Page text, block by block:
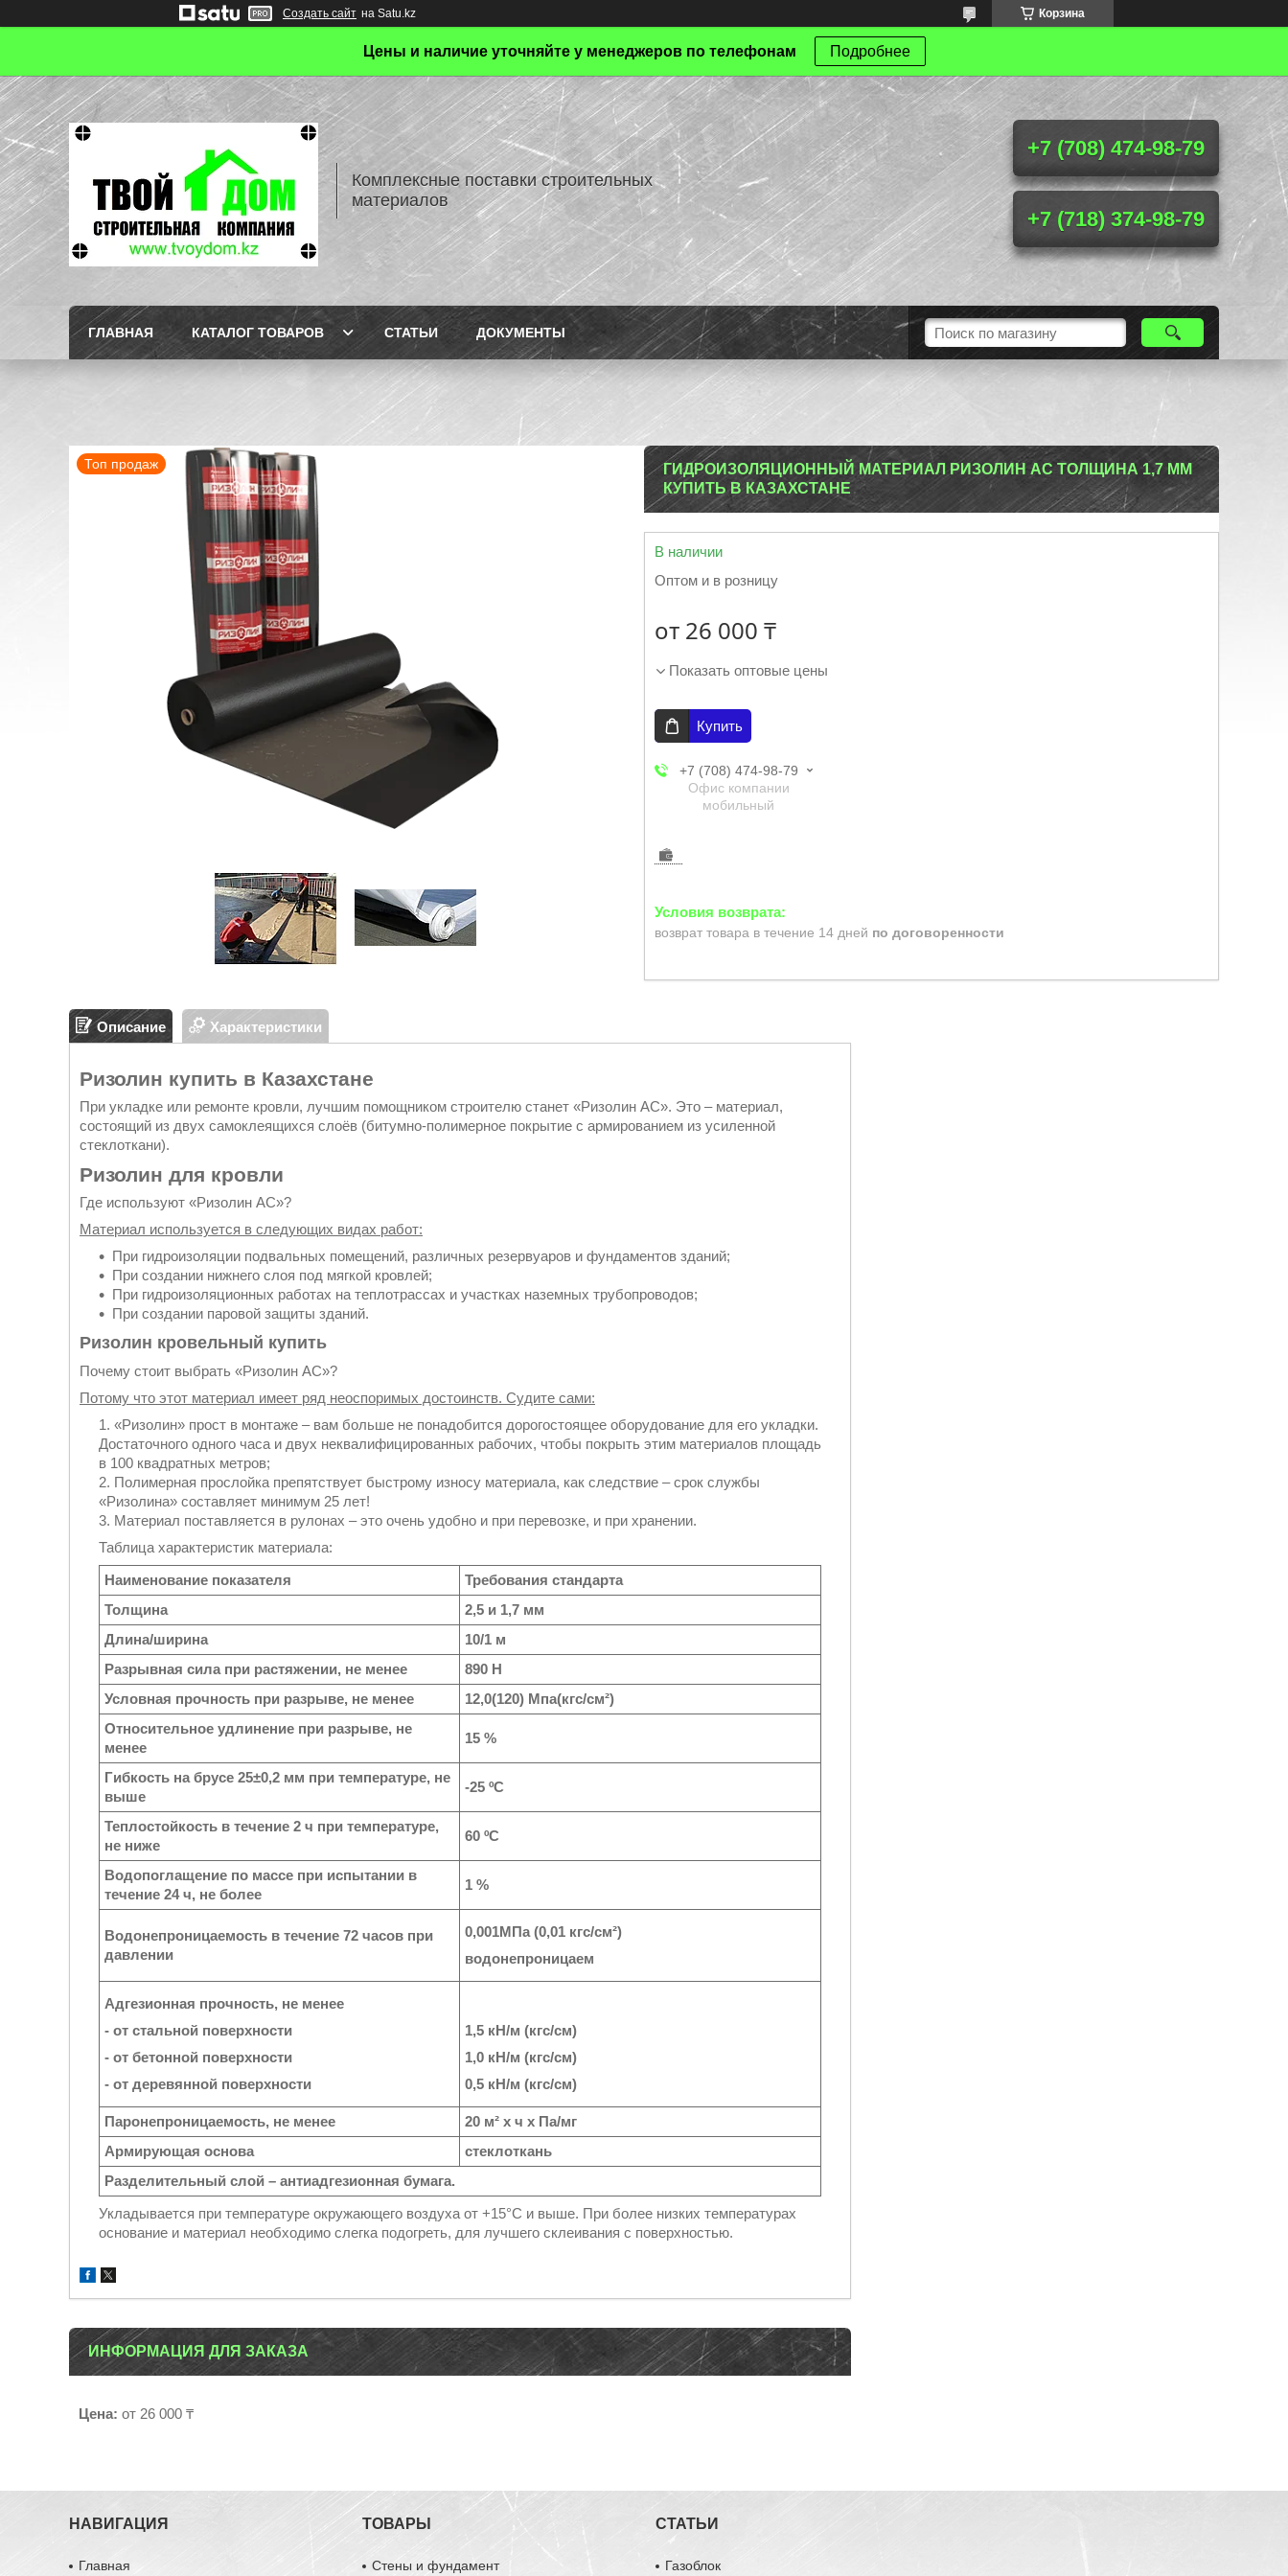
Создать сайт на Satu.kz Корзина
Цены и наличие уточняйте у менеджеров по телефонам Подробнее
Комплексные поставки строительных
материалов
+7 (708) 474-98-79
+7 (718) 374-98-79
ГЛАВНАЯ КАТАЛОГ ТОВАРОВ СТАТЬИ ДОКУМЕНТЫ
Топ продаж
ГИДРОИЗОЛЯЦИОННЫЙ МАТЕРИАЛ РИЗОЛИН АС ТОЛЩИНА 1,7 ММ
КУПИТЬ В КАЗАХСТАНЕ
В наличии
Оптом и в розницу
от 26 000 ₸
Показать оптовые цены
Купить
+7 (708) 474-98-79
Офис компании
мобильный
возврат товара в течение 14 дней по договоренности
Описание Характеристики
Ризолин купить в Казахстане
При укладке или ремонте кровли, лучшим помощником строителю станет «Ризолин АС». Это – материал,
состоящий из двух самоклеящихся слоёв (битумно-полимерное покрытие с армированием из усиленной
стеклоткани).
Ризолин для кровли
Где используют «Ризолин АС»?
Материал используется в следующих видах работ:
При гидроизоляции подвальных помещений, различных резервуаров и фундаментов зданий;
При создании нижнего слоя под мягкой кровлей;
При гидроизоляционных работах на теплотрассах и участках наземных трубопроводов;
При создании паровой защиты зданий.
Ризолин кровельный купить
Почему стоит выбрать «Ризолин АС»?
Потому что этот материал имеет ряд неоспоримых достоинств. Судите сами:
«Ризолин» прост в монтаже – вам больше не понадобится дорогостоящее оборудование для его укладки.
Достаточного одного часа и двух неквалифицированных рабочих, чтобы покрыть этим материалов площадь
в 100 квадратных метров;
Полимерная прослойка препятствует быстрому износу материала, как следствие – срок службы
«Ризолина» составляет минимум 25 лет!
Материал поставляется в рулонах – это очень удобно и при перевозке, и при хранении.
Таблица характеристик материала:
Наименование показателя
Требования стандарта
Толщина
2,5 и 1,7 мм
Длина/ширина
10/1 м
Разрывная сила при растяжении, не менее
890 Н
Условная прочность при разрыве, не менее
12,0(120) Мпа(кгс/см²)
Относительное удлинение при разрыве, не
менее
15 %
Гибкость на брусе 25±0,2 мм при температуре, не
выше
-25 ºС
Теплостойкость в течение 2 ч при температуре,
не ниже
60 ºС
Водопоглащение по массе при испытании в
течение 24 ч, не более
1 %
Водонепроницаемость в течение 72 часов при
давлении
0,001МПа (0,01 кгс/см²)
водонепроницаем
Адгезионная прочность, не менее
- от стальной поверхности
- от бетонной поверхности
- от деревянной поверхности
1,5 кН/м (кгс/см)
1,0 кН/м (кгс/см)
0,5 кН/м (кгс/см)
Паронепроницаемость, не менее
20 м² х ч х Па/мг
Армирующая основа
стеклоткань
Разделительный слой – антиадгезионная бумага.
Укладывается при температуре окружающего воздуха от +15°С и выше. При более низких температурах
основание и материал необходимо слегка подогреть, для лучшего склеивания с поверхностью.
ИНФОРМАЦИЯ ДЛЯ ЗАКАЗА
Цена: от 26 000 ₸
НАВИГАЦИЯ
Главная
ТОВАРЫ
Стены и фундамент
СТАТЬИ
Газоблок